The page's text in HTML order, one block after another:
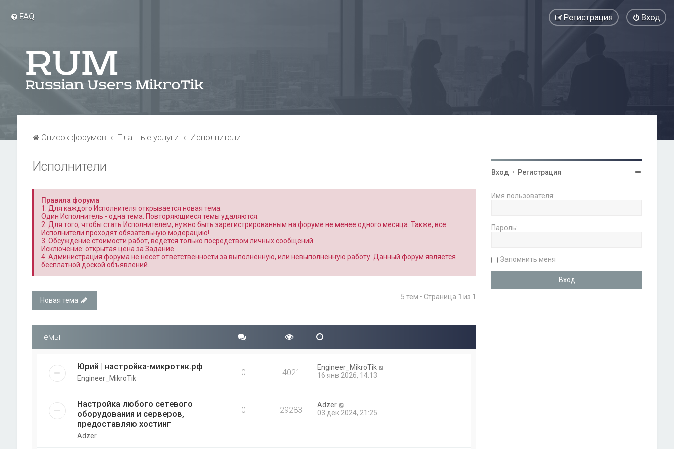
FAQ Вход
Регистрация
Список форумов Платные услуги Исполнители
Исполнители
Правила форума
1. Для каждого Исполнителя открывается новая тема.
Один Исполнитель - одна тема. Повторяющиеся темы удаляются.
2. Для того, чтобы стать Исполнителем, нужно быть зарегистрированным на форуме не менее одного месяца. Также, все
Исполнители проходят обязательную модерацию!
3. Обсуждение стоимости работ, ведётся только посредством личных сообщений.
Исключение: открытая цена за Задание.
4. Администрация форума не несёт ответственности за выполненную, или невыполненную работу. Данный форум является
бесплатной доской объявлений.
Новая тема 5 тем • Страница 1 из 1
Темы
Юрий | настройка-микротик.рф
Engineer_MikroTik
0 4021
Engineer_MikroTik
16 янв 2026, 14:13
Настройка любого сетевого
оборудования и серверов,
предоставляю хостинг
Adzer
0 29283
Adzer
03 дек 2024, 21:25
Вход • Регистрация
Имя пользователя:
Пароль:
Запомнить меня